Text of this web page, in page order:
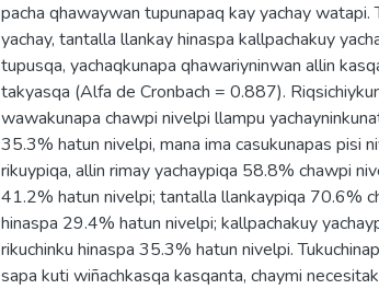
pacha qhawaywan tupunapaq kay yachay watapi.
yachay, tantalla llankay hinaspa kallpachakuy
tupusqa, yachaqkunapa qhawariyninwan allin
takyasqa (Alfa de Cronbach = 0.887).
wawakunapa chawpi nivelpi llampu
35.3% hatun nivelpi, mana ima casukunapas pisi
rikuypiqa, allin rimay yachaypiqa 58.8% chawpi
41.2% hatun nivelpi; tantalla llankaypiqa 70.6%
hinaspa 29.4% hatun nivelpi; kallpachakuy
rikuchinku hinaspa 35.3% hatun nivelpi.
sapa kuti wiñachkasqa kasqanta, chaymi